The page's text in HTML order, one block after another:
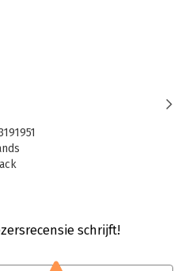
maatschappij
schrijft!